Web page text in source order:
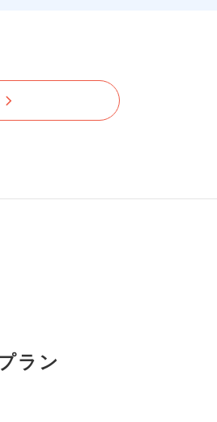
ラン